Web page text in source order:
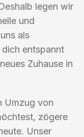
legen wir
und
als
entspannt
Zuhause in
Umzug von
zögere
Unser